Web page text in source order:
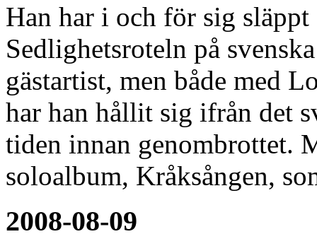
Han har i och för sig
Sedlighetsroteln på
gästartist, men både med
har han hållit sig ifrån det
tiden innan genombrottet.
soloalbum, Kråksången,
2008-08-09